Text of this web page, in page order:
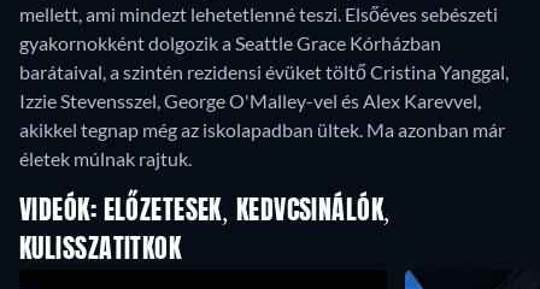
mellett, ami mindezt lehetetlenné teszi. Elsőéves sebészeti
gyakornokként dolgozik a Seattle Grace Kórházban
barátaival, a szintén rezidensi évüket töltő Cristina Yanggal,
Izzie Stevensszel, George O'Malley-vel és Alex Karevvel,
akikkel tegnap még az iskolapadban ültek. Ma azonban már
életek múlnak rajtuk.
VIDEÓK: ELŐZETESEK, KEDVCSINÁLÓK,
KULISSZATITKOK